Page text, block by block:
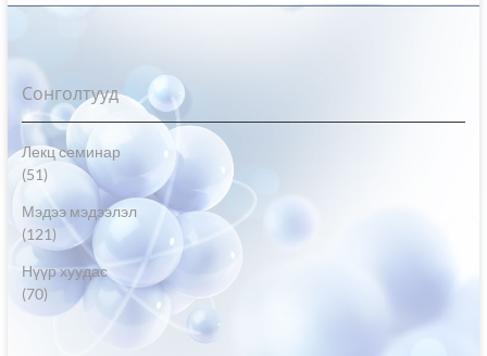
Сонголтууд
Лекц семинар
(51)
Мэдээ мэдээлэл
(121)
Нүүр хуудас
(70)